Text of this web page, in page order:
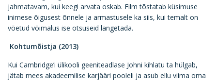
jahmatavam, kui keegi arvata oskab. Film tõstatab küsimuse
inimese õigusest õnnele ja armastusele ka siis, kui temalt on
võetud võimalus ise otsuseid langetada.
Kohtumõistja (2013)
Kui Cambridge’i ülikooli geeniteadlase Johni kihlatu ta hülgab,
jätab mees akadeemilise karjääri pooleli ja asub ellu viima oma